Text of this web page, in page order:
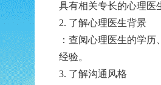
具有相关专长的心理医
2. 了解心理医生背景
：查阅心理医生的学
经验。
3. 了解沟通风格